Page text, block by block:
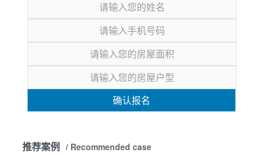
确认报名
推荐案例 / Recommended case